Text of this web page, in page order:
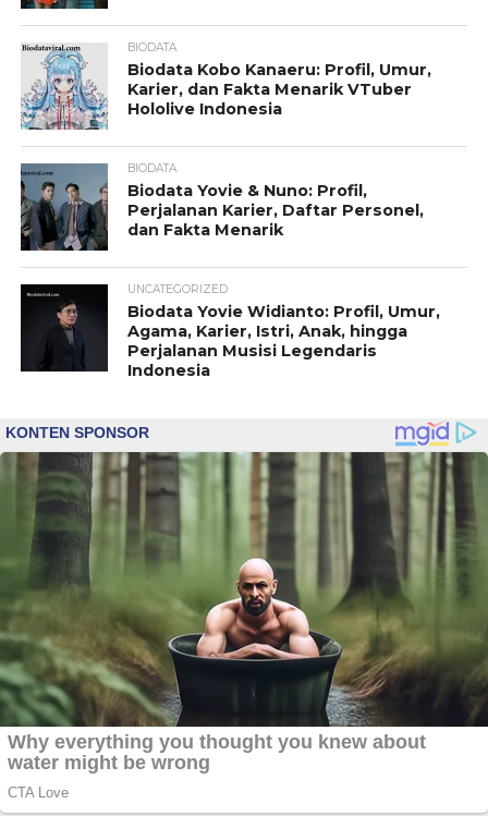
BIODATA
Biodata Kobo Kanaeru: Profil, Umur,
Karier, dan Fakta Menarik VTuber
Hololive Indonesia
BIODATA
Biodata Yovie & Nuno: Profil,
Perjalanan Karier, Daftar Personel,
dan Fakta Menarik
UNCATEGORIZED
Biodata Yovie Widianto: Profil, Umur,
Agama, Karier, Istri, Anak, hingga
Perjalanan Musisi Legendaris
Indonesia